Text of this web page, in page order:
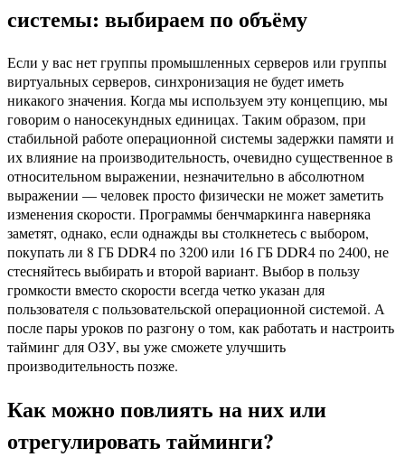
системы: выбираем по объёму
Если у вас нет группы промышленных серверов или группы
виртуальных серверов, синхронизация не будет иметь
никакого значения. Когда мы используем эту концепцию, мы
говорим о наносекундных единицах. Таким образом, при
стабильной работе операционной системы задержки памяти и
их влияние на производительность, очевидно существенное в
относительном выражении, незначительно в абсолютном
выражении — человек просто физически не может заметить
изменения скорости. Программы бенчмаркинга наверняка
заметят, однако, если однажды вы столкнетесь с выбором,
покупать ли 8 ГБ DDR4 по 3200 или 16 ГБ DDR4 по 2400, не
стесняйтесь выбирать и второй вариант. Выбор в пользу
громкости вместо скорости всегда четко указан для
пользователя с пользовательской операционной системой. А
после пары уроков по разгону о том, как работать и настроить
тайминг для ОЗУ, вы уже сможете улучшить
производительность позже.
Как можно повлиять на них или
отрегулировать тайминги?